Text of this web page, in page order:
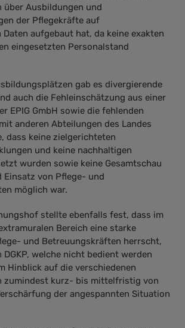
über Ausbildungen und
der Pflegekräfte auf
aufgebaut hat, da keine exakten
eingesetzten Personalstand
gab es divergierende
auch die Fehleinschätzung aus einer
EPIG GmbH sowie die fehlenden
anderen Abteilungen des Landes
dass keine zielgerichteten
und keine nachhaltigen
wurden sowie keine Gesamtschau
Einsatz von Pflege- und
möglich war.
stellte ebenfalls fest, dass im
Bereich eine starke
und Betreuungskräften herrscht,
DGKP, welche nicht bedient werden
Hinblick auf die verschiedenen
zumindest kurz- bis mittelfristig von
der angespannten Situation